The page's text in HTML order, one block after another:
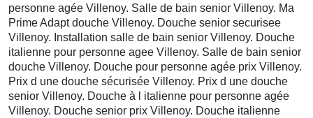
personne agée Villenoy. Salle de bain senior Villenoy. Ma
Prime Adapt douche Villenoy. Douche senior securisee
Villenoy. Installation salle de bain senior Villenoy. Douche
italienne pour personne agee Villenoy. Salle de bain senior
douche Villenoy. Douche pour personne agée prix Villenoy.
Prix d une douche sécurisée Villenoy. Prix d une douche
senior Villenoy. Douche à l italienne pour personne agée
Villenoy. Douche senior prix Villenoy. Douche italienne